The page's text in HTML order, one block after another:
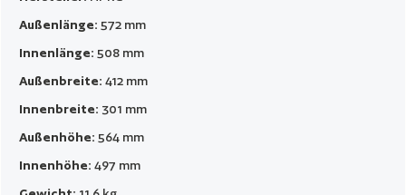
Außenlänge: 572 mm
Innenlänge: 508 mm
Außenbreite:412 mm
Innenbreite: 301 mm
Außenhöhe: 564 mm
Innenhöhe:497 mm